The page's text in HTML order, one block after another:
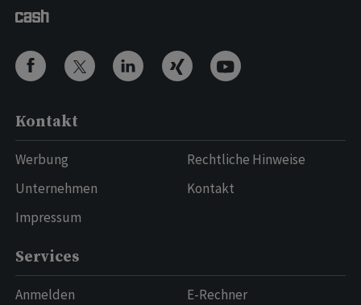
Kontakt
Werbung
Unternehmen
Impressum
Rechtliche Hinweise
Kontakt
Services
Anmelden
E-Rechner